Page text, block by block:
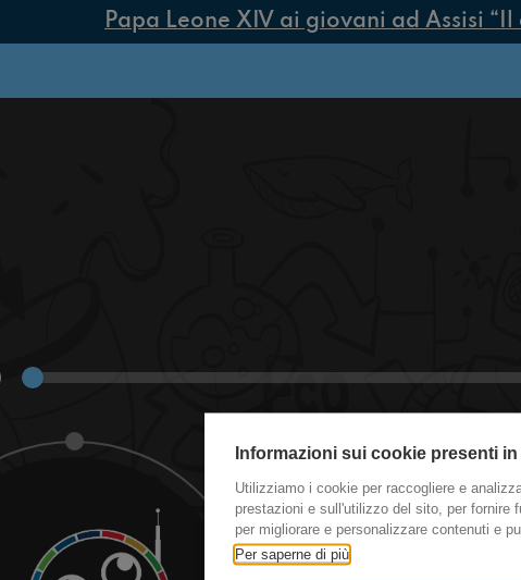
Papa Leone XIV ai giovani ad Assisi
Carla Gozzi
Ma come ti vesti??
Informazioni sui cookie presenti
Utilizziamo i cookie per raccogliere e
prestazioni e sull'utilizzo del sito, per fornire
per migliorare e personalizzare contenuti e
Per saperne di più